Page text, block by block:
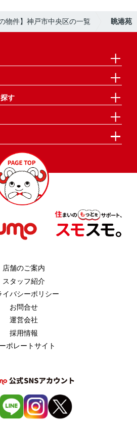
物件】神戸市中央区の一覧 眺港苑
す
店舗のご案内
スタッフ紹介
イバシーポリシー
お問合せ
運営会社
採用情報
ポレートサイト